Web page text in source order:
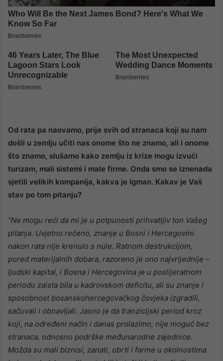
Od rata pa naovamo, prije svih od stranaca koji su nam
došli u zemlju učiti nas onome što ne znamo, ali i onome
što znamo, slušamo kako zemlju iz krize mogu izvući
turizam, mali sistemi i male firme. Onda smo se iznenada
sjetili velikih kompanija, kakva je Igman. Kakav je Vaš
stav po tom pitanju?
“Ne mogu reći da mi je u potpunosti prihvatljiv ton Vašeg
pitanja. Uvjetno rečeno, znanje u Bosni i Hercegovini
nakon rata nije krenulo s nule. Ratnom destrukcijom,
pored materijalnih dobara, razoreno je ono najvrijednije –
ljudski kapital, i Bosna i Hercegovina je u poslijeratnom
periodu zaista bila u kadrovskom deficitu, ali su znanje i
sposobnost bosanskohercegovačkog čovjeka izgradili,
sačuvali i obnavljali. Jasno je da tranzicijski period kroz
koji, na određeni način i danas prolazimo, nije moguć bez
stranaca, odnosno podrške međunarodne zajednice.
Možda su mali biznisi, zanati, obrti i farme u okolnostima